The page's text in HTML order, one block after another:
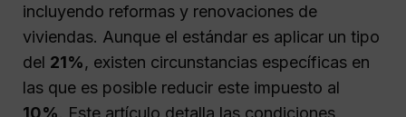
incluyendo reformas y renovaciones de
viviendas. Aunque el estándar es aplicar un tipo
del 21%, existen circunstancias específicas en
las que es posible reducir este impuesto al
10%. Este artículo detalla las condiciones,